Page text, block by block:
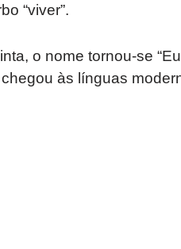
“viver”.
o nome tornou-se
às línguas